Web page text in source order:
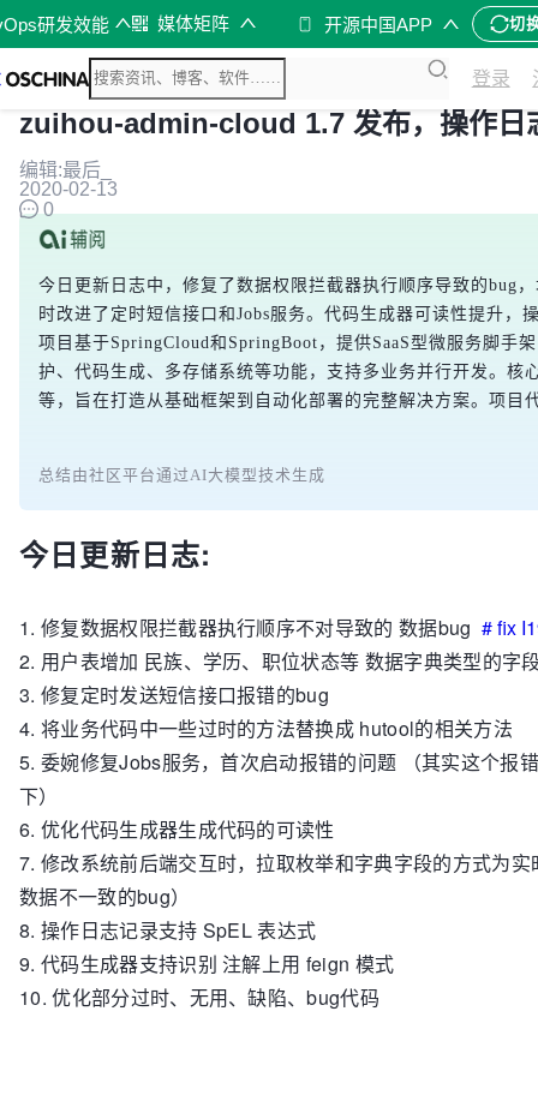
研发效能 媒体矩阵 开源中国APP 切
登录
zuihou-admin-cloud 1.7 发布，操作日
编辑:最后_
2020-02-13
0
今日更新日志中，修复了数据权限拦截器执行顺序导致的bug
时改进了定时短信接口和Jobs服务。代码生成器可读性提升
项目基于SpringCloud和SpringBoot，提供SaaS型微服务脚手
护、代码生成、多存储系统等功能，支持多业务并行开发。核
等，旨在打造从基础框架到自动化部署的完整解决方案。项目
总结由社区平台通过AI大模型技术生成
今日更新日志:
1. 修复数据权限拦截器执行顺序不对导致的 数据bug# fix
2. 用户表增加 民族、学历、职位状态等 数据字典类型的字
3. 修复定时发送短信接口报错的bug
4. 将业务代码中一些过时的方法替换成 hutool的相关方法
5. 委婉修复Jobs服务，首次启动报错的问题 （其实这个报
下）
6. 优化代码生成器生成代码的可读性
7. 修改系统前后端交互时，拉取枚举和字典字段的方式为
数据不一致的bug）
8. 操作日志记录支持 SpEL 表达式
9. 代码生成器支持识别 注解上用 feign 模式
10. 优化部分过时、无用、缺陷、bug代码